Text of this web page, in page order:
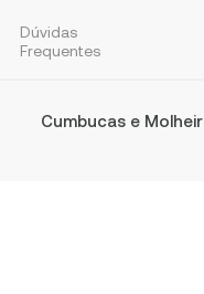
Dúvidas
Frequentes
Cumbucas e